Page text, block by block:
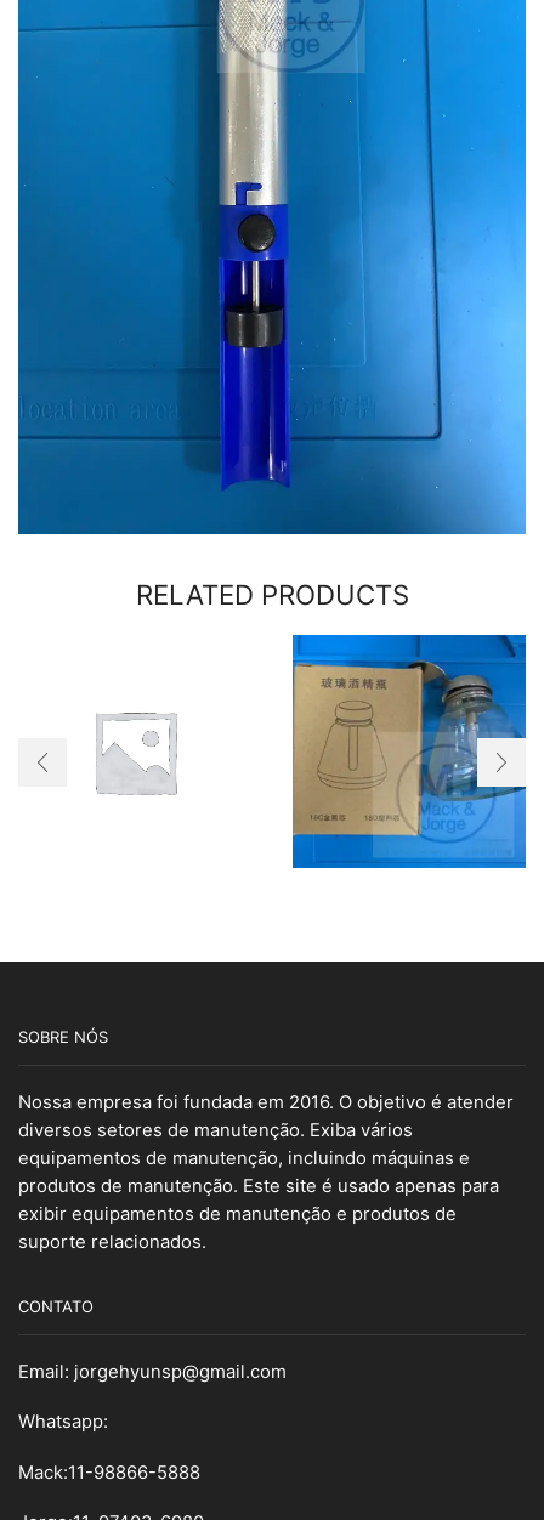
RELATED PRODUCTS
SOBRE NÓS
Nossa empresa foi fundada em 2016. O objetivo é atender
diversos setores de manutenção. Exiba vários
equipamentos de manutenção, incluindo máquinas e
produtos de manutenção. Este site é usado apenas para
exibir equipamentos de manutenção e produtos de
suporte relacionados.
CONTATO
Email: jorgehyunsp@gmail.com
Whatsapp:
Mack:11-98866-5888